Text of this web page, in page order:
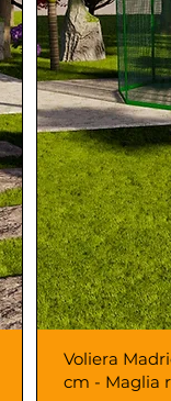
Voliera
cm - Maglia